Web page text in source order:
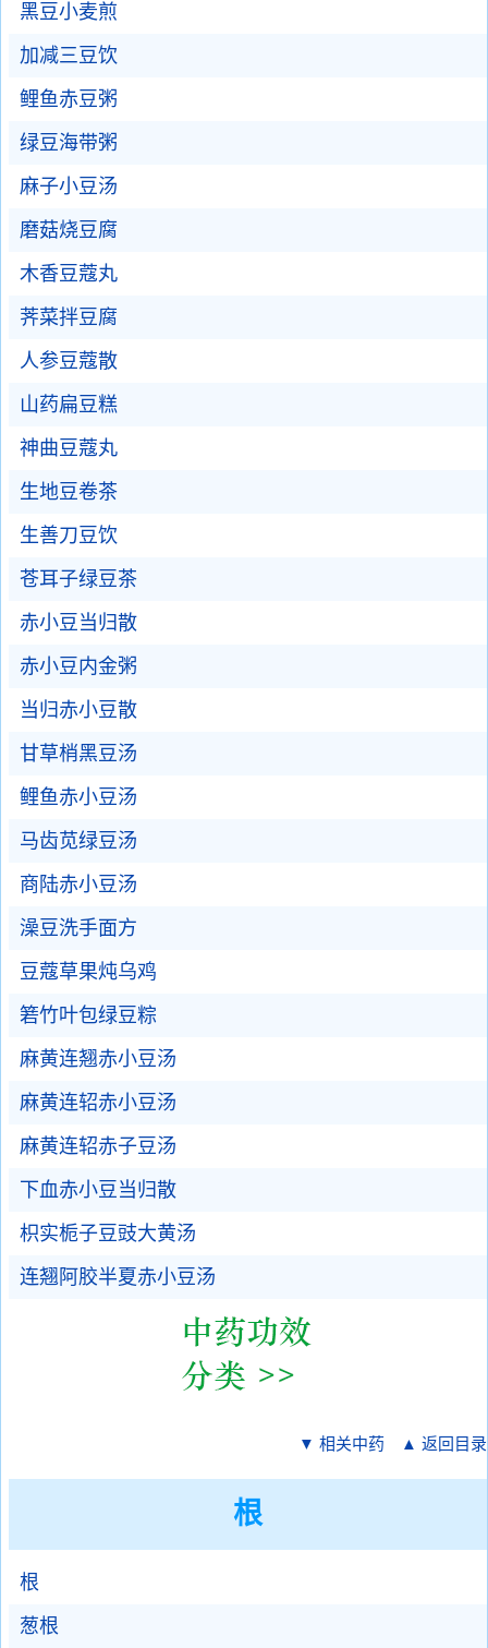
黑豆小麦煎
加减三豆饮
鲤鱼赤豆粥
绿豆海带粥
麻子小豆汤
磨菇烧豆腐
木香豆蔻丸
荠菜拌豆腐
人参豆蔻散
山药扁豆糕
神曲豆蔻丸
生地豆卷茶
生善刀豆饮
苍耳子绿豆茶
赤小豆当归散
赤小豆内金粥
当归赤小豆散
甘草梢黑豆汤
鲤鱼赤小豆汤
马齿苋绿豆汤
商陆赤小豆汤
澡豆洗手面方
豆蔻草果炖乌鸡
箬竹叶包绿豆粽
麻黄连翘赤小豆汤
麻黄连轺赤小豆汤
麻黄连轺赤子豆汤
下血赤小豆当归散
枳实栀子豆豉大黄汤
连翘阿胶半夏赤小豆汤
▼ 相关中药 ▲ 返回目录
根
根
葱根